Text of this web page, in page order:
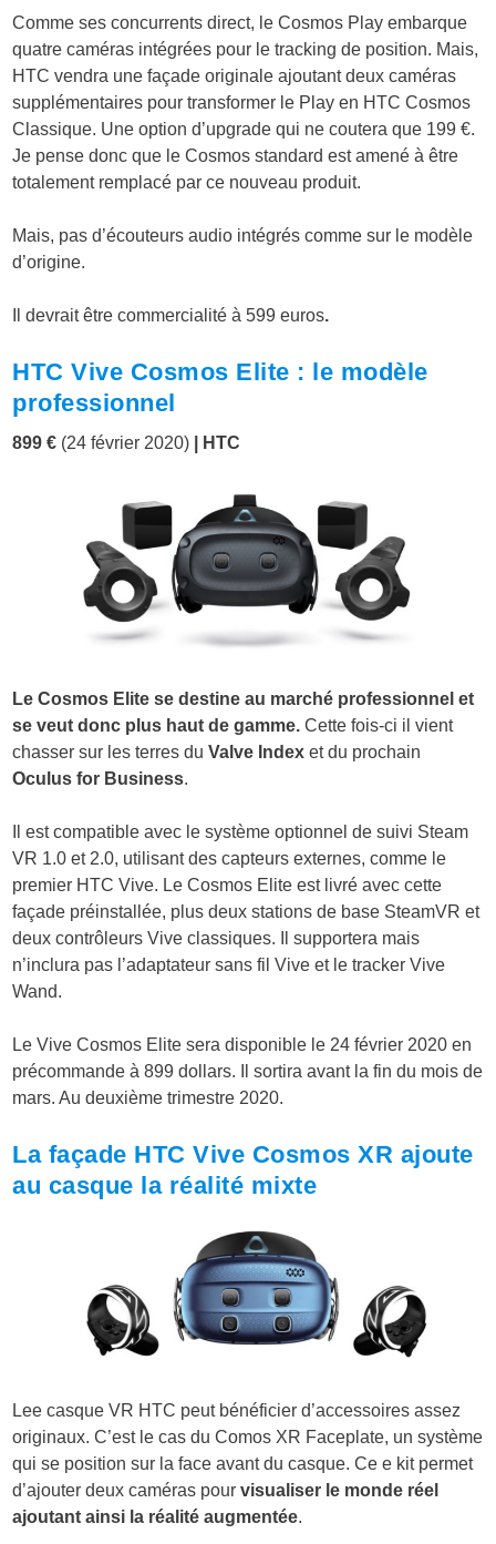
Comme ses concurrents direct, le Cosmos Play embarque
quatre caméras intégrées pour le tracking de position. Mais,
HTC vendra une façade originale ajoutant deux caméras
supplémentaires pour transformer le Play en HTC Cosmos
Classique. Une option d’upgrade qui ne coutera que 199 €.
Je pense donc que le Cosmos standard est amené à être
totalement remplacé par ce nouveau produit.
Mais, pas d’écouteurs audio intégrés comme sur le modèle
d’origine.
Il devrait être commercialité à 599 euros.
HTC Vive Cosmos Elite : le modèle
professionnel
899 € (24 février 2020) HTC
Le Cosmos Elite se destine au marché professionnel et
se veut donc plus haut de gamme.Cette fois-ci il vient
chasser sur les terres duValve Index et du prochain
Oculus for Business.
Il est compatible avec le système optionnel de suivi Steam
VR 1.0 et 2.0, utilisant des capteurs externes, comme le
premier HTC Vive. Le Cosmos Elite est livré avec cette
façade préinstallée, plus deux stations de base SteamVR et
deux contrôleurs Vive classiques. Il supportera mais
n’inclura pas l’adaptateur sans fil Vive et le tracker Vive
Wand.
Le Vive Cosmos Elite sera disponible le 24 février 2020 en
précommande à 899 dollars. Il sortira avant la fin du mois de
mars. Au deuxième trimestre 2020.
La façade HTC Vive Cosmos XR ajoute
au casque la réalité mixte
Lee casque VR HTC peut bénéficier d’accessoires assez
originaux. C’est le cas du Comos XR Faceplate, un système
qui se position sur la face avant du casque. Ce e kit permet
d’ajouter deux caméras pourvisualiser le monde réel
ajoutant ainsi la réalité augmentée.